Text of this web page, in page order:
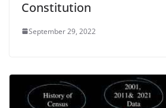
Constitution
September 29, 2022